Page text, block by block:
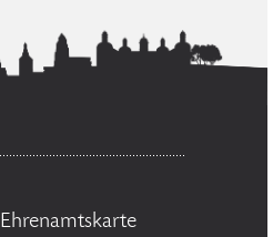
Ehrenamtskarte